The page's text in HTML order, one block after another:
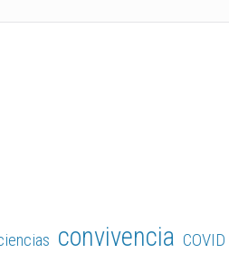
convivencia COVID